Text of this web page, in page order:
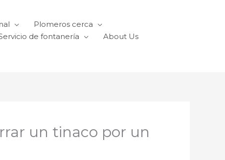
Plomeros cerca
de fontanería
About Us
un tinaco por un